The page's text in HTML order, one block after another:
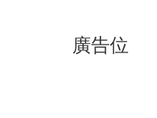
廣告位